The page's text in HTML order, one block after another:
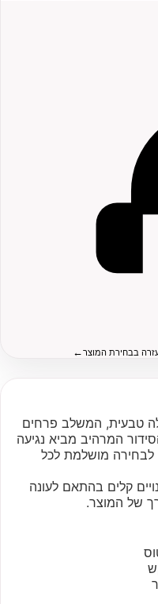
בבחירת המוצר←
טבעית, המשלב פרחים
הסידור המרהיב מביא נגיעה
לבחירה מושלמת לכל
קלים בהתאם לעונה
של המוצר.